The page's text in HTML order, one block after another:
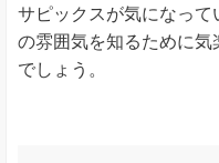
サピックスが気になっ
の雰囲気を知るために
でしょう。